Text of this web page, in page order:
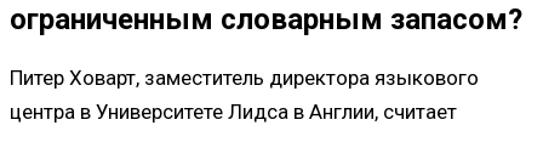
ограниченным словарным запасом?
Питер Ховарт, заместитель директора языкового
центра в Университете Лидса в Англии, считает